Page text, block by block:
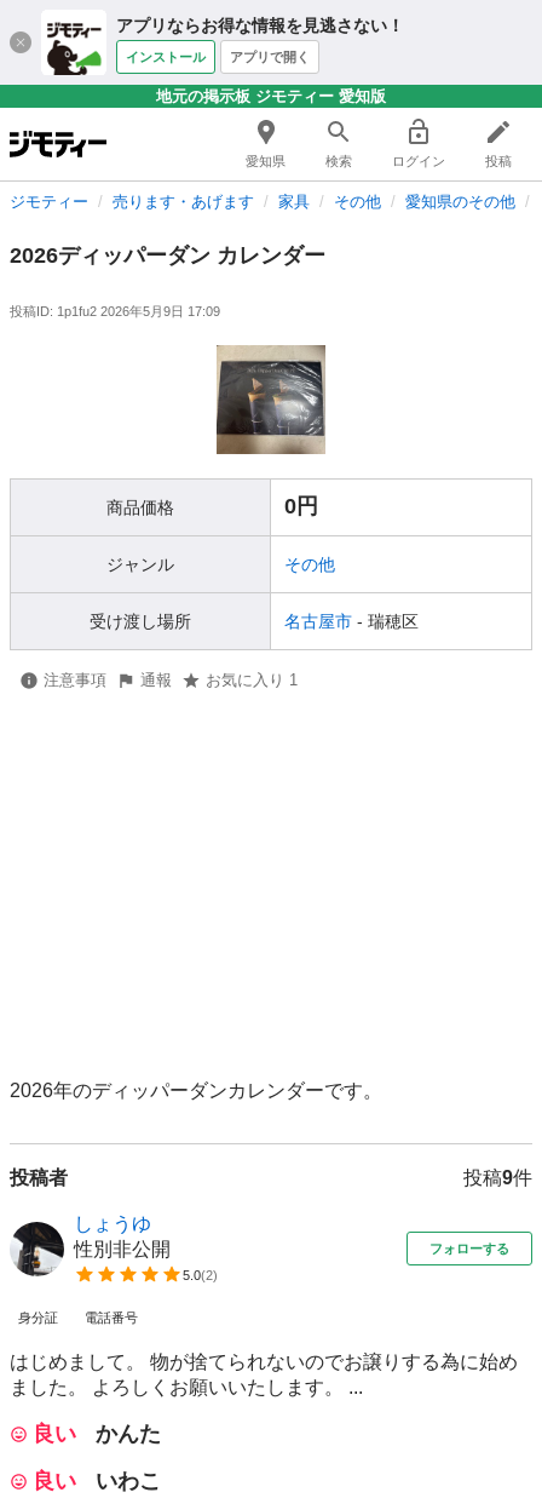
アプリならお得な情報を見逃さない！
インストール アプリで開く
地元の掲示板 ジモティー 愛知版
愛知県 検索 ログイン 投稿
ジモティー 売ります・あげます 家具 その他 愛知県のその他
2026ディッパーダン カレンダー
投稿ID: 1p1fu2 2026年5月9日 17:09
商品価格 0円
ジャンル その他
受け渡し場所 名古屋市 - 瑞穂区
注意事項 通報 お気に入り 1
2026年のディッパーダンカレンダーです。
投稿者 投稿9件
しょうゆ
性別非公開
5.0(2)
フォローする
身分証 電話番号
はじめまして。 物が捨てられないのでお譲りする為に始め
ました。 よろしくお願いいたします。 ...
良い
かんた
良い
いわこ